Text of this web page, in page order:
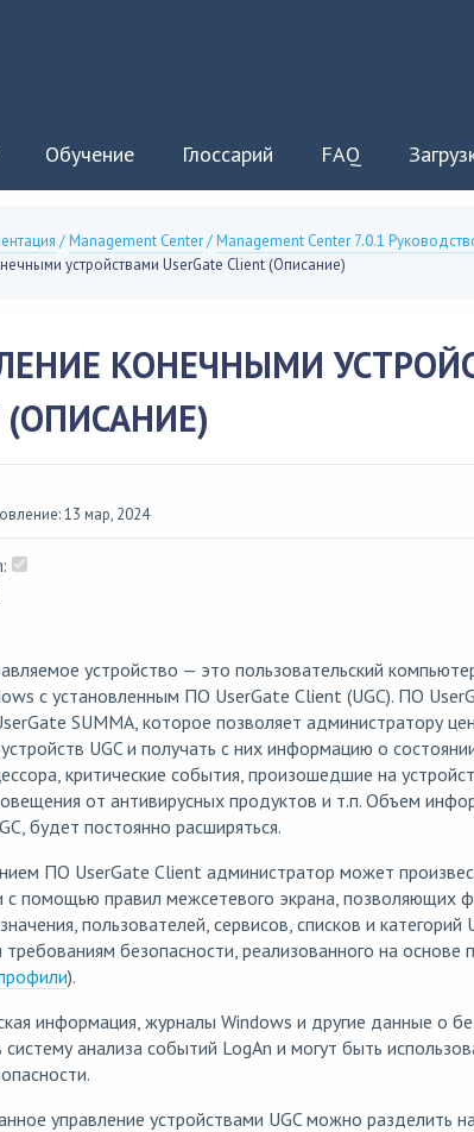
Обучение Глоссарий FAQ
/Management Center/Management Center 7.0.1
устройствами UserGate Client (Описание)
КОНЕЧНЫМИ
(ОПИСАНИЕ)
13 мар, 2024
устройство — это пользовательский
с установленным ПО UserGate Client (UGC). ПО
SUMMA, которое позволяет администратору
UGC и получать с них информацию о
критические события, произошедшие на
от антивирусных продуктов и т.п. Объем
будет постоянно расширяться.
ПО UserGate Client администратор может
с помощью правил межсетевого экрана, позволяющих
пользователей, сервисов, списков и
требованиям безопасности, реализованного на
).
информация, журналы Windows и другие данные о
анализа событий LogAn и могут быть
управление устройствами UGC можно разделить